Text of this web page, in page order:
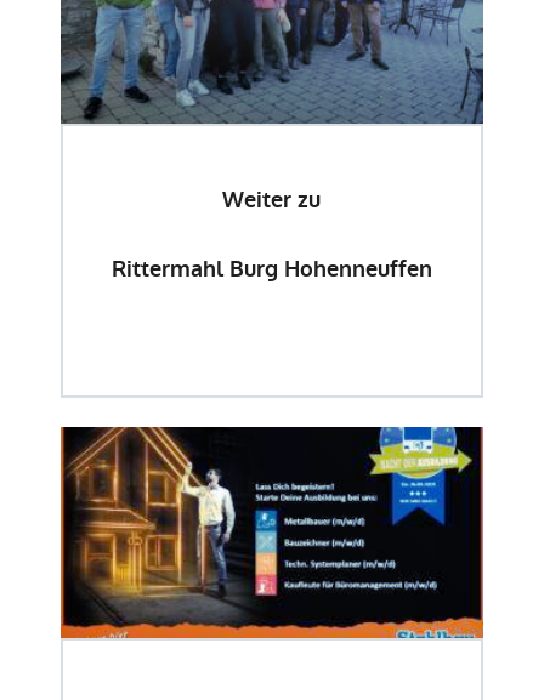
Weiter zu
Rittermahl Burg Hohenneuffen